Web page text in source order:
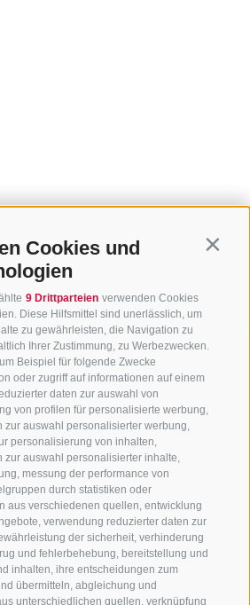
Cookies und
9 Drittparteien verwenden Cookies
Diese Hilfsmittel sind unerlässlich, um
zu gewährleisten, die Navigation zu
Ihrer Zustimmung, zu Werbezwecken.
Beispiel für folgende Zwecke
oder zugriff auf informationen auf einem
daten zur auswahl von
von profilen für personalisierte werbung,
zur auswahl personalisierter werbung,
personalisierung von inhalten,
zur auswahl personalisierter inhalte,
messung der performance von
durch statistiken oder
aus verschiedenen quellen, entwicklung
verwendung reduzierter daten zur
der sicherheit, verhinderung
und fehlerbehebung, bereitstellung und
inhalten, ihre entscheidungen zum
übermitteln, abgleichung und
unterschiedlichen quellen, verknüpfung
UNS
/+39 0472 760608/+39 0472
632372
ratschings.it